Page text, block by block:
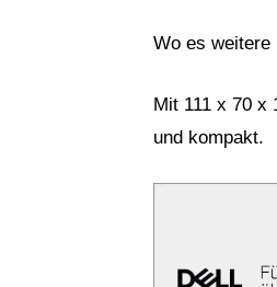
Wo es weitere
Mit 111 x 70 x
und kompakt.